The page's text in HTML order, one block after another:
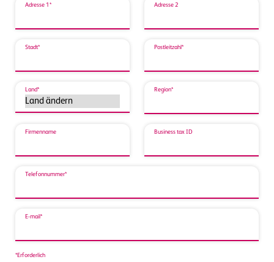
Adresse 1* Adresse 2
Stadt* Postleitzahl*
Land* Region*
Firmenname Business tax ID
Telefonnummer*
E-mail*
*Erforderlich